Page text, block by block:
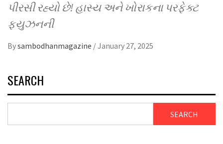
પીરસી રહ્યો છે! હાસ્ય અને ખોરાકના પરફેક્ટ
ફ્યુઝનની
Bysambodhanmagazine /January 27, 2025
SEARCH
SEARCH